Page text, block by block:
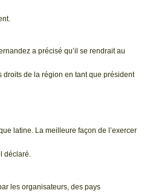
a précisé qu’il se rendrait au
de la région en tant que président
latine. La meilleure façon de l’exercer
déclaré.
les organisateurs, des pays